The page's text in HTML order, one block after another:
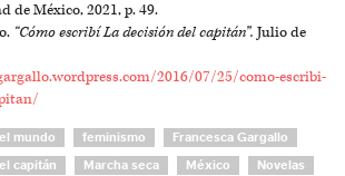
de México, 2021, p. 49.
“Cómo escribí La decisión del capitán”. Julio de
2016/07/25/como-escribi-
mundo feminismo Francesca Gargallo
capitán Marcha seca México Novelas